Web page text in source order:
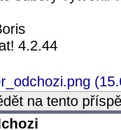
4.2.44
na tento